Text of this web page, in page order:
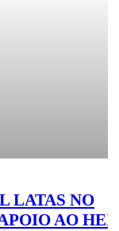
LATAS NO
AO